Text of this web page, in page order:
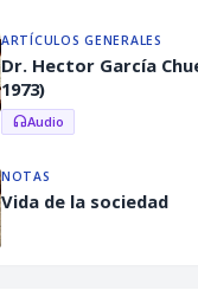
ARTÍCULOS GENERALES
Dr. Hector García
1973)
headphonesAudio
NOTAS
Vida de la sociedad